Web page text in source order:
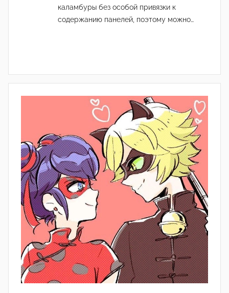
каламбуры без особой привязки к
содержанию панелей, поэтому можно…